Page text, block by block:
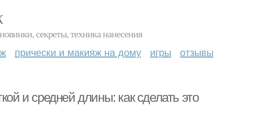
секреты, техника нанесения
прически и макияж на дому игры отзывы
и средней длины: как сделать это